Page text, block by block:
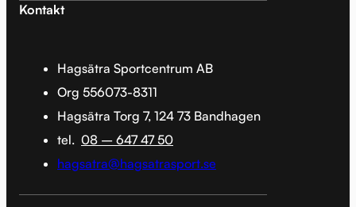
Kontakt
Hagsätra Sportcentrum AB
Org 556073-8311
Hagsätra Torg 7, 124 73 Bandhagen
tel. 08 – 647 47 50
hagsatra@hagsatrasport.se